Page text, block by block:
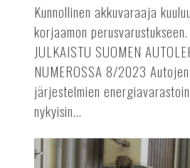
Kunnollinen akkuvaraaja
korjaamon
JULKAISTU SUOMEN
NUMEROSSA 8/2023
järjestelmien
nykyisin...
Pyöränpesukoneet